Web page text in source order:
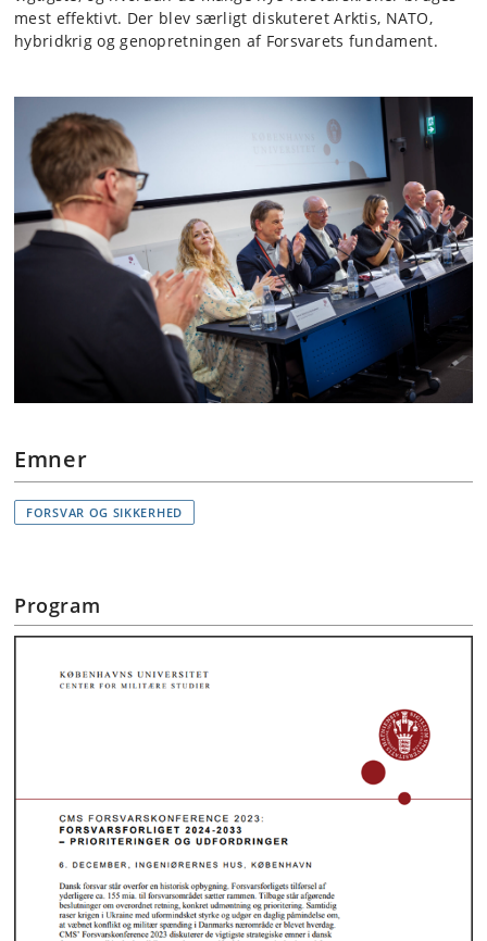
mest effektivt. Der blev særligt diskuteret Arktis, NATO,
hybridkrig og genopretningen af Forsvarets fundament.
Emner
FORSVAR OG SIKKERHED
Program